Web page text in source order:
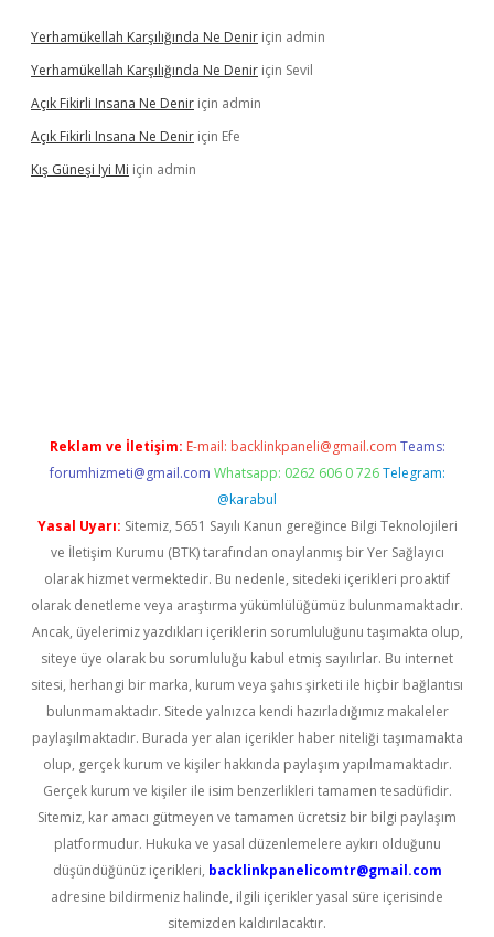
Yerhamükellah Karşılığında Ne Denir için admin
Yerhamükellah Karşılığında Ne Denir için Sevil
Açık Fikirli Insana Ne Denir için admin
Açık Fikirli Insana Ne Denir için Efe
Kış Güneşi Iyi Mi için admin
Reklam ve İletişim: E-mail: backlinkpaneli@gmail.com Teams:
forumhizmeti@gmail.com Whatsapp: 0262 606 0 726 Telegram:
@karabul
Yasal Uyarı: Sitemiz, 5651 Sayılı Kanun gereğince Bilgi Teknolojileri
ve İletişim Kurumu (BTK) tarafından onaylanmış bir Yer Sağlayıcı
olarak hizmet vermektedir. Bu nedenle, sitedeki içerikleri proaktif
olarak denetleme veya araştırma yükümlülüğümüz bulunmamaktadır.
Ancak, üyelerimiz yazdıkları içeriklerin sorumluluğunu taşımakta olup,
siteye üye olarak bu sorumluluğu kabul etmiş sayılırlar. Bu internet
sitesi, herhangi bir marka, kurum veya şahıs şirketi ile hiçbir bağlantısı
bulunmamaktadır. Sitede yalnızca kendi hazırladığımız makaleler
paylaşılmaktadır. Burada yer alan içerikler haber niteliği taşımamakta
olup, gerçek kurum ve kişiler hakkında paylaşım yapılmamaktadır.
Gerçek kurum ve kişiler ile isim benzerlikleri tamamen tesadüfidir.
Sitemiz, kar amacı gütmeyen ve tamamen ücretsiz bir bilgi paylaşım
platformudur. Hukuka ve yasal düzenlemelere aykırı olduğunu
düşündüğünüz içerikleri, backlinkpanelicomtr@gmail.com
adresine bildirmeniz halinde, ilgili içerikler yasal süre içerisinde
sitemizden kaldırılacaktır.